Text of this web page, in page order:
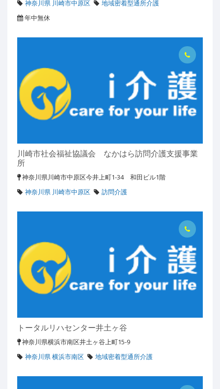
神奈川県 川崎市中原区
地域密着型通所介護
年中無休
川崎市社会福祉協議会 なかはら訪問介護支援事業
所
神奈川県川崎市中原区今井上町1-34 和田ビル1階
神奈川県 川崎市中原区
訪問介護
トータルリハセンター井土ヶ谷
神奈川県横浜市南区井土ヶ谷上町15-9
神奈川県 横浜市南区
地域密着型通所介護